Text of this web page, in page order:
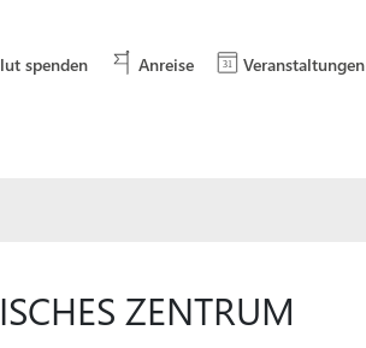
spenden Anreise Veranstaltungen
ZENTRUM